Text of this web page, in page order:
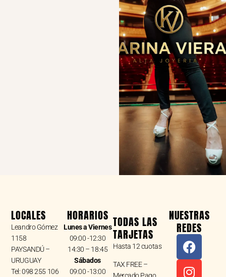
LOCALES
Leandro Gómez
1158
PAYSANDÚ –
URUGUAY
Tel: 098 255 106
HORARIOS
Lunes a Viernes
09:00 -12:30
14:30 – 18:45
Sábados
09:00 -13:00
TODAS LAS
TARJETAS
Hasta 12 cuotas
TAX FREE –
Mercado Pago
NUESTRAS
REDES
F
a
c
I
n
s
W
h
a